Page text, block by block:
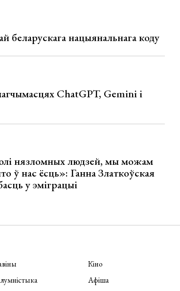
беларускага нацыянальнага коду
ChatGPT, Gemini і
нязломных людзей, мы можам
ў нас ёсць»: Ганна Златкоўская
у эміграцыі
Кіно
Афіша